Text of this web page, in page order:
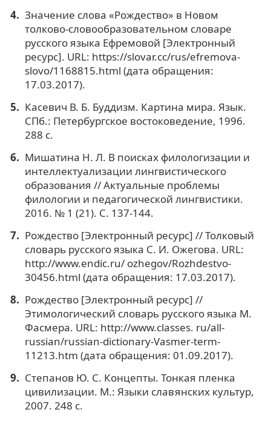
Значение слова «Рождество» в Новом
толково-словообразовательном словаре
русского языка Ефремовой [Электронный
ресурс]. URL: https://slovar.cc/rus/efremova-
slovo/1168815.html (дата обращения:
17.03.2017).
Касевич В. Б. Буддизм. Картина мира. Язык.
СПб.: Петербургское востоковедение, 1996.
288 с.
Мишатина Н. Л. В поисках филологизации и
интеллектуализации лингвистического
образования // Актуальные проблемы
филологии и педагогической лингвистики.
2016. № 1 (21). С. 137-144.
Рождество [Электронный ресурс] // Толковый
словарь русского языка С. И. Ожегова. URL:
http://www.endic.ru/ ozhegov/Rozhdestvo-
30456.html (дата обращения: 17.03.2017).
Рождество [Электронный ресурс] //
Этимологический словарь русского языка М.
Фасмера. URL: http://www.classes. ru/all-
russian/russian-dictionary-Vasmer-term-
11213.htm (дата обращения: 01.09.2017).
Степанов Ю. С. Концепты. Тонкая пленка
цивилизации. М.: Языки славянских культур,
2007. 248 с.